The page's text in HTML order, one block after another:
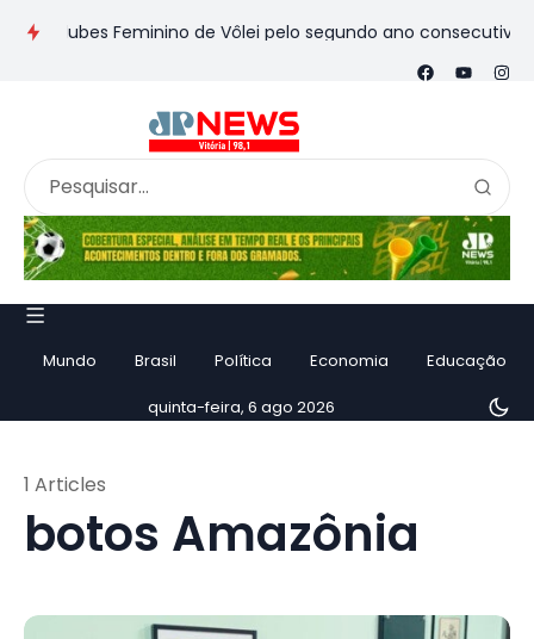
Clubes Feminino de Vôlei pelo segundo ano consecutivo
Mundo Brasil Política Economia Educação
quinta-feira, 6 ago 2026
botos Amazônia
1 Articles